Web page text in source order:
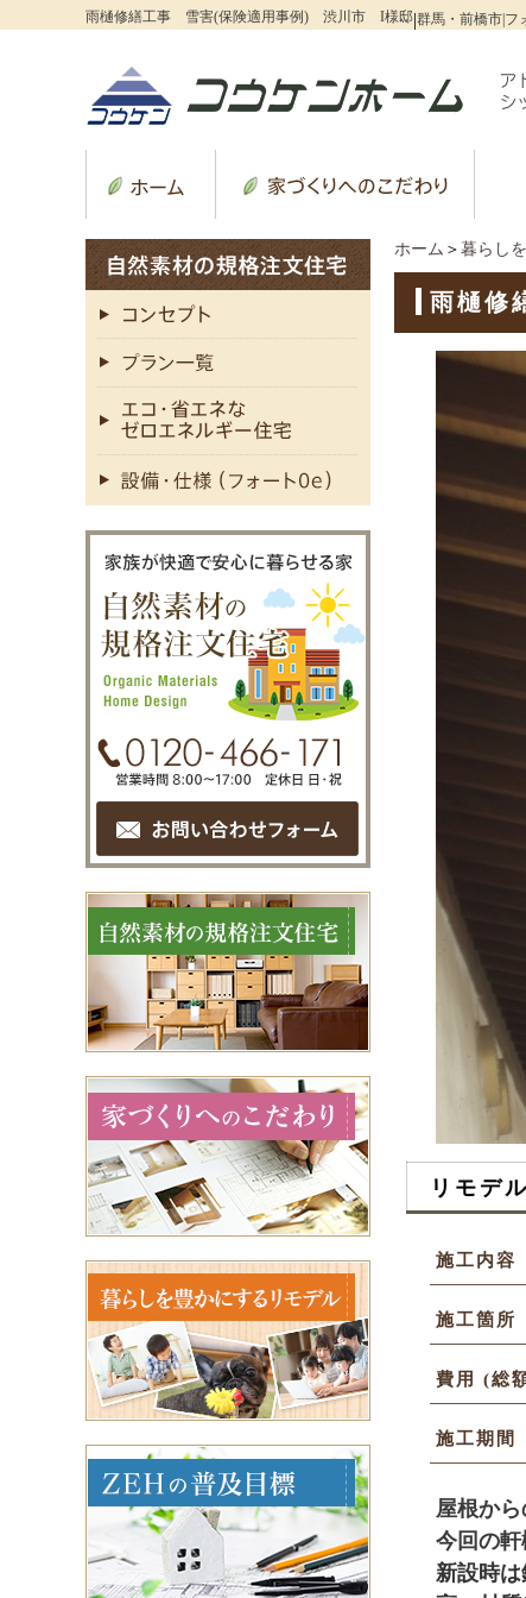
雨樋修繕工事 雪害(保険適用事例) 渋川市 I様邸|群馬・前橋市|フ
ホーム ＞ 暮らし
雨樋
リモデ
施工内容
施工箇所
費用 (総
施工期間
屋根から
今回の軒
新設時